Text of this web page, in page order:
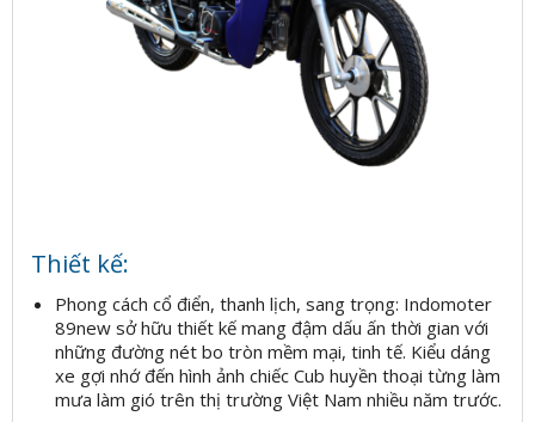
Thiết kế:
Phong cách cổ điển, thanh lịch, sang trọng: Indomoter
89new sở hữu thiết kế mang đậm dấu ấn thời gian với
những đường nét bo tròn mềm mại, tinh tế. Kiểu dáng
xe gợi nhớ đến hình ảnh chiếc Cub huyền thoại từng làm
mưa làm gió trên thị trường Việt Nam nhiều năm trước.